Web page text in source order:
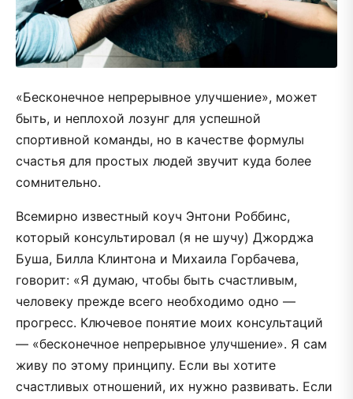
«Бесконечное непрерывное улучшение», может
быть, и неплохой лозунг для успешной
спортивной команды, но в качестве формулы
счастья для простых людей звучит куда более
сомнительно.
Всемирно известный коуч Энтони Роббинс,
который консультировал (я не шучу) Джорджа
Буша, Билла Клинтона и Михаила Горбачева,
говорит: «Я думаю, чтобы быть счастливым,
человеку прежде всего необходимо одно —
прогресс. Ключевое понятие моих консультаций
— «бесконечное непрерывное улучшение». Я сам
живу по этому принципу. Если вы хотите
счастливых отношений, их нужно развивать. Если